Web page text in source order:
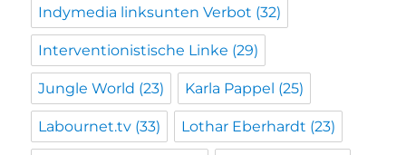
Indymedia linksunten Verbot (32)
Interventionistische Linke (29)
Jungle World (23) Karla Pappel (25)
Labournet.tv (33) Lothar Eberhardt (23)